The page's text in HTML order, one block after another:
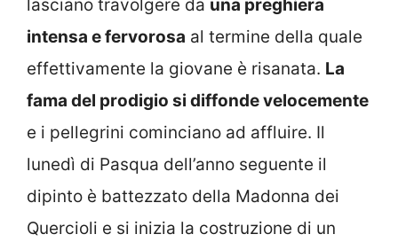
lasciano travolgere da una preghiera
intensa e fervorosa al termine della quale
effettivamente la giovane è risanata. La
fama del prodigio si diffonde velocemente
e i pellegrini cominciano ad affluire. Il
lunedì di Pasqua dell’anno seguente il
dipinto è battezzato della Madonna dei
Quercioli e si inizia la costruzione di un